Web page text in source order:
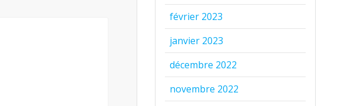
février 2023
janvier 2023
décembre 2022
novembre 2022